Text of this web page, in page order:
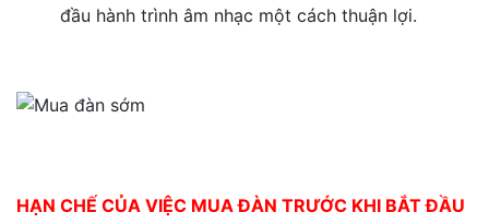
đầu hành trình âm nhạc một cách thuận lợi.
HẠN CHẾ CỦA VIỆC MUA ĐÀN TRƯỚC KHI BẮT ĐẦU